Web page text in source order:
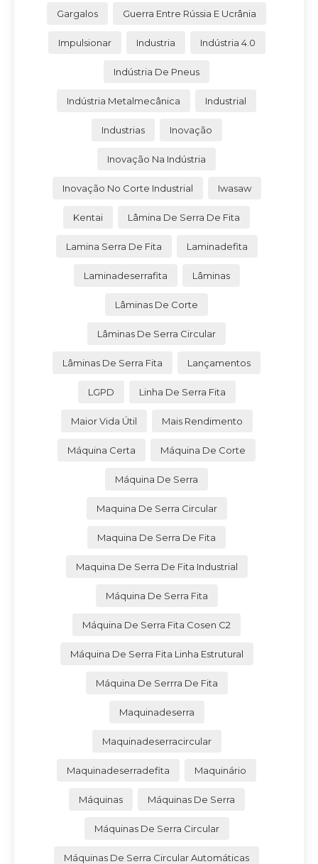
Gargalos Guerra Entre Rússia E Ucrânia
Impulsionar Industria Indústria 4.0
Indústria De Pneus
Indústria Metalmecânica Industrial
Industrias Inovação
Inovação Na Indústria
Inovação No Corte Industrial Iwasaw
Kentai Lâmina De Serra De Fita
Lamina Serra De Fita Laminadefita
Laminadeserrafita Lâminas
Lâminas De Corte
Lâminas De Serra Circular
Lâminas De Serra Fita Lançamentos
LGPD Linha De Serra Fita
Maior Vida Útil Mais Rendimento
Máquina Certa Máquina De Corte
Máquina De Serra
Maquina De Serra Circular
Maquina De Serra De Fita
Maquina De Serra De Fita Industrial
Máquina De Serra Fita
Máquina De Serra Fita Cosen C2
Máquina De Serra Fita Linha Estrutural
Máquina De Serrra De Fita
Maquinadeserra
Maquinadeserracircular
Maquinadeserradefita Maquinário
Máquinas Máquinas De Serra
Máquinas De Serra Circular
Máquinas De Serra Circular Automáticas